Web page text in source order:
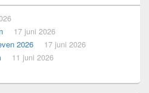
17 juni 2026
2026 17 juni 2026
11 juni 2026